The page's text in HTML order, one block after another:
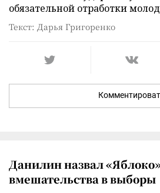
обязательной отработки
Текст: Дарья Григоренко
Данилин назвал
вмешательства в выборы